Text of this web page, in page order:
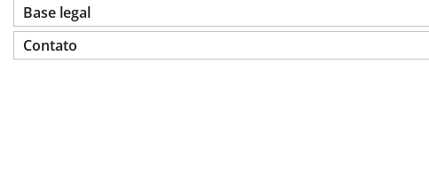
Base legal
Contato